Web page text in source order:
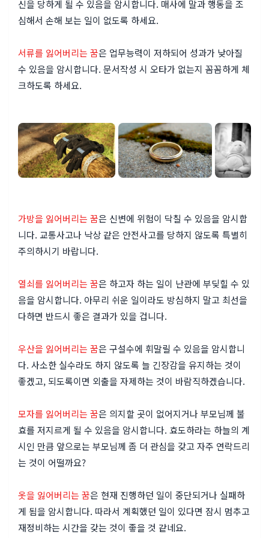
신을 당하게 될 수 있음을 암시합니다. 매사에 말과 행동을 조
심해서 손해 보는 일이 없도록 하세요.
서류를 잃어버리는 꿈은 업무능력이 저하되어 성과가 낮아질
수 있음을 암시합니다. 문서작성 시 오타가 없는지 꼼꼼하게 체
크하도록 하세요.
가방을 잃어버리는 꿈은 신변에 위험이 닥칠 수 있음을 암시합
니다. 교통사고나 낙상 같은 안전사고를 당하지 않도록 특별히
주의하시기 바랍니다.
열쇠를 잃어버리는 꿈은 하고자 하는 일이 난관에 부딪힐 수 있
음을 암시합니다. 아무리 쉬운 일이라도 방심하지 말고 최선을
다하면 반드시 좋은 결과가 있을 겁니다.
우산을 잃어버리는 꿈은 구설수에 휘말릴 수 있음을 암시합니
다. 사소한 실수라도 하지 않도록 늘 긴장감을 유지하는 것이
좋겠고, 되도록이면 외출을 자제하는 것이 바람직하겠습니다.
모자를 잃어버리는 꿈은 의지할 곳이 없어지거나 부모님께 불
효를 저지르게 될 수 있음을 암시합니다. 효도하라는 하늘의 계
시인 만큼 앞으로는 부모님께 좀 더 관심을 갖고 자주 연락드리
는 것이 어떨까요?
옷을 잃어버리는 꿈은 현재 진행하던 일이 중단되거나 실패하
게 됨을 암시합니다. 따라서 계획했던 일이 있다면 잠시 멈추고
재정비하는 시간을 갖는 것이 좋을 것 같네요.